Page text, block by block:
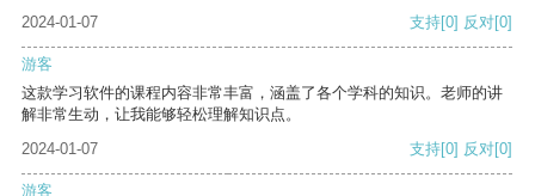
2024-01-07 支持[0] 反对[0]
游客
这款学习软件的课程内容非常丰富，涵盖了各个学科的知识。老师的讲
解非常生动，让我能够轻松理解知识点。
2024-01-07
支持[0] 反对[0]
游客